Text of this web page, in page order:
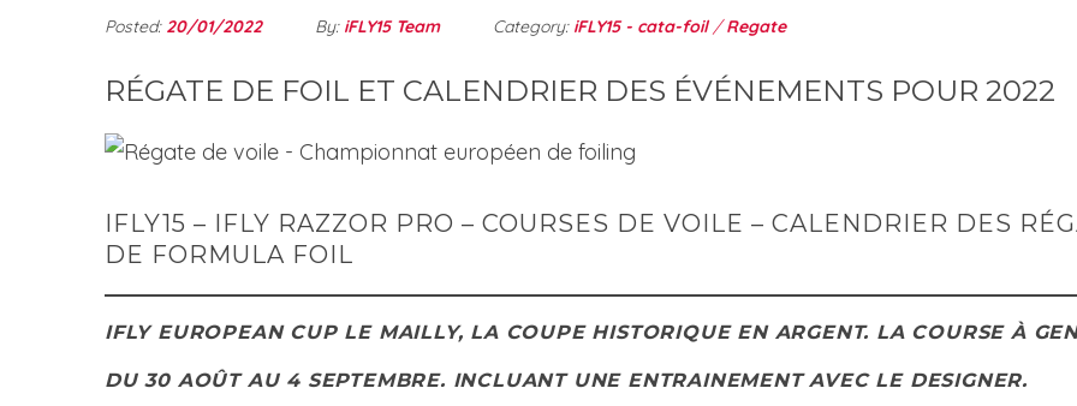
Posted: 20/01/2022 By: iFLY15 Team Category: iFLY15 - cata-foil/Regate
RÉGATE DE FOIL ET CALENDRIER DES ÉVÉNEMENTS POUR 2022
IFLY15 – IFLY RAZZOR PRO – COURSES DE VOILE – CALENDRIER DES
DE FORMULA FOIL
IFLY EUROPEAN CUP LE MAILLY, LA COUPE HISTORIQUE EN ARGENT. LA COURSE À
DU 30 AOÛT AU 4 SEPTEMBRE. INCLUANT UNE ENTRAINEMENT AVEC LE DESIGNER.